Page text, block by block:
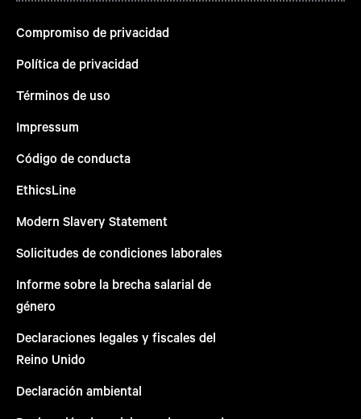
Compromiso de privacidad
Política de privacidad
Términos de uso
Impressum
Código de conducta
EthicsLine
Modern Slavery Statement
Solicitudes de condiciones laborales
Informe sobre la brecha salarial de
género
Declaraciones legales y fiscales del
Reino Unido
Declaración ambiental